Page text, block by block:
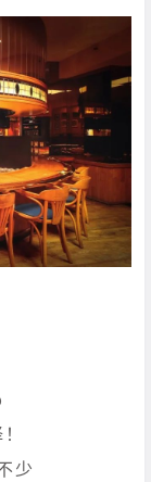
少